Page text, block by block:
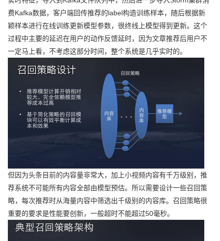
费Kafka数据，客户端回传推荐的label构造训练样本，随后根据新
颖样本进行在线训练更新模型参数，很终线上模型得到更新。这个
过程中主要的延迟在用户的动作反馈延时，因为文章推荐后用户不
一定马上看，不考虑这部分时间，整个系统是几乎实时的。
但因为头条目前的内容量非常大，加上小视频内容有千万级别，推
荐系统不可能所有内容全部由模型预估。所以需要设计一些召回策
略，每次推荐时从海量内容中筛选出千级别的内容库。召回策略很
重要的要求是性能要创新，一般超时不能超过50毫秒。